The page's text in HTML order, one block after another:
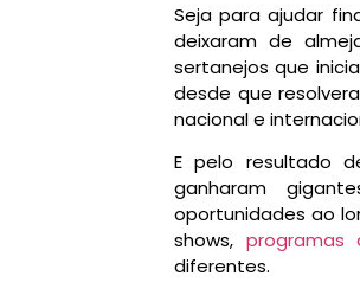
Seja para ajudar
deixaram de
sertanejos que
desde que
nacional e
E pelo resultado
ganharam
oportunidades ao
shows, programas
diferentes.